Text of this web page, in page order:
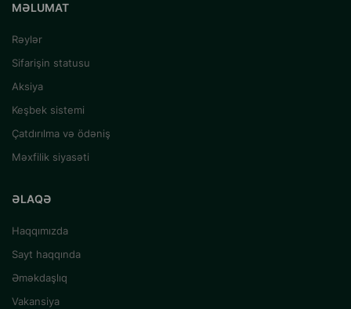
MƏLUMAT
Rəylər
Sifarişin statusu
Aksiya
Keşbek sistemi
Çatdırılma və ödəniş
Məxfilik siyasəti
ƏLAQƏ
Haqqımızda
Sayt haqqında
Əməkdaşlıq
Vakansiya